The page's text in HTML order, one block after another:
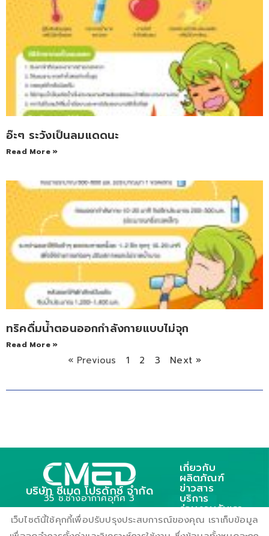
อ๊ะๆ ระวังเป็นลมแดดนะ
Read More »
ทริคดื่มน้ำตอนออกกำลังกายแบบไม่จุก
Read More »
« Previous 1 2 3 Next »
บริษัท ซีเมด โปรดักซ์ จำกัด
35 ซ.ช่างอากาศอุทิศ 3
ถ.ช่างอากาศอุทิศ แขวงดอนเมือง
เขตตอนเมือง กรุงเทพฯ 10210
เกี่ยวกับ
ผลิตภัณฑ์
ข่าวสาร
บริการ
ร่วมงานกับเรา
ติดต่อเรา
เว็บไซต์นี้ใช้คุกกี้เพื่อปรับปรุงประสบการณ์ของคุณ เราเก็บข้อมูล